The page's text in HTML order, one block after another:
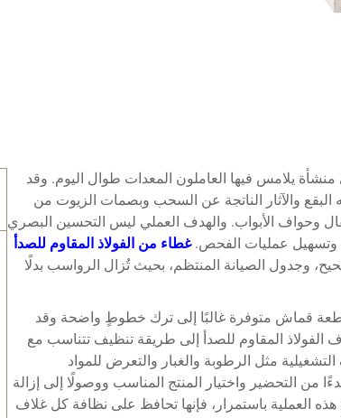
يلامس فيها العاملون المعدات طوال اليوم. وقد
البقع والآثار الناتجة عن السحب وبصمات الزيوت من
وحواف الأبواب. والهدف العملي ليس التحسين البصري
وتسهيل عمليات الفحص.غطاء من الفولاذ المقاوم للصدأ
وجدول الصيانة المنتظم، بحيث تُزال الرواسب بدلًا
قطعة قماش متوفرة غالبًا إلى ترك خطوطٍ واضحة وقد
المقاوم للصدأ إلى طريقة تنظيف تتناسب مع
مثل الرطوبة والغبار والتعرض للمواد
من التحضير واختيار المنتج المناسب ووصولًا إلى إزالة
العملية باستمرار، فإنها تحافظ على نظافة كل غلاف